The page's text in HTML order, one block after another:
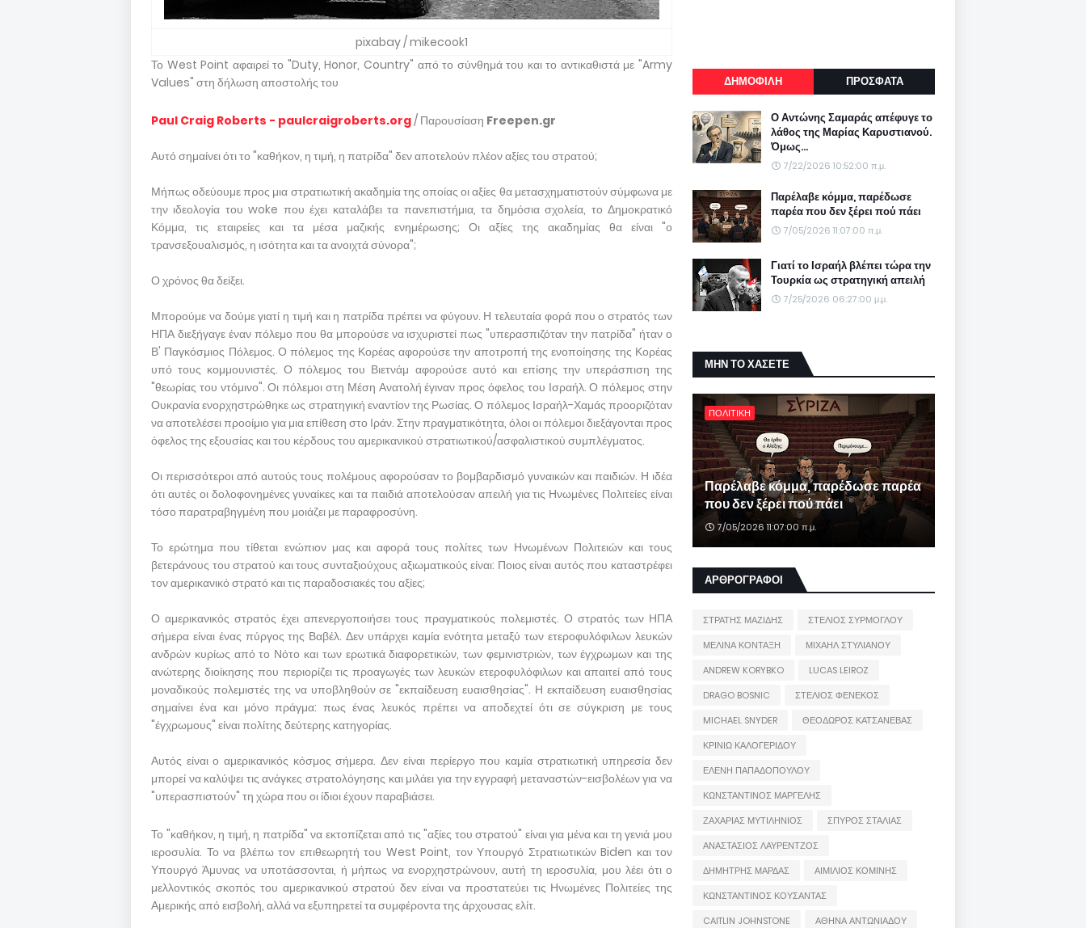
pixabay / mikecook1
Το West Point αφαιρεί το "Duty, Honor, Country" από το σύνθημά του και το αντικαθιστά με "Army
Values" στη δήλωση αποστολής του
Paul Craig Roberts - paulcraigroberts.org/ Παρουσίαση Freepen.gr
Αυτό σημαίνει ότι το "καθήκον, η τιμή, η πατρίδα" δεν αποτελούν πλέον αξίες του στρατού;
Μήπως οδεύουμε προς μια στρατιωτική ακαδημία της οποίας οι αξίες θα μετασχηματιστούν σύμφωνα με
την ιδεολογία του woke που έχει καταλάβει τα πανεπιστήμια, τα δημόσια σχολεία, το Δημοκρατικό
Κόμμα, τις εταιρείες και τα μέσα μαζικής ενημέρωσης; Οι αξίες της ακαδημίας θα είναι "ο
τρανσεξουαλισμός, η ισότητα και τα ανοιχτά σύνορα";
Ο χρόνος θα δείξει.
Μπορούμε να δούμε γιατί η τιμή και η πατρίδα πρέπει να φύγουν. Η τελευταία φορά που ο στρατός των
ΗΠΑ διεξήγαγε έναν πόλεμο που θα μπορούσε να ισχυριστεί πως "υπερασπιζόταν την πατρίδα" ήταν ο
Β' Παγκόσμιος Πόλεμος. Ο πόλεμος της Κορέας αφορούσε την αποτροπή της ενοποίησης της Κορέας
υπό τους κομμουνιστές. Ο πόλεμος του Βιετνάμ αφορούσε αυτό και επίσης την υπεράσπιση της
"θεωρίας του ντόμινο". Οι πόλεμοι στη Μέση Ανατολή έγιναν προς όφελος του Ισραήλ. Ο πόλεμος στην
Ουκρανία ενορχηστρώθηκε ως στρατηγική εναντίον της Ρωσίας. Ο πόλεμος Ισραήλ-Χαμάς προοριζόταν
να αποτελέσει προοίμιο για μια επίθεση στο Ιράν. Στην πραγματικότητα, όλοι οι πόλεμοι διεξάγονται προς
όφελος της εξουσίας και του κέρδους του αμερικανικού στρατιωτικού/ασφαλιστικού συμπλέγματος.
Οι περισσότεροι από αυτούς τους πολέμους αφορούσαν το βομβαρδισμό γυναικών και παιδιών. Η ιδέα
ότι αυτές οι δολοφονημένες γυναίκες και τα παιδιά αποτελούσαν απειλή για τις Ηνωμένες Πολιτείες είναι
τόσο παρατραβηγμένη που μοιάζει με παραφροσύνη.
Το ερώτημα που τίθεται ενώπιον μας και αφορά τους πολίτες των Ηνωμένων Πολιτειών και τους
βετεράνους του στρατού και τους συνταξιούχους αξιωματικούς είναι: Ποιος είναι αυτός που καταστρέφει
τον αμερικανικό στρατό και τις παραδοσιακές του αξίες;
Ο αμερικανικός στρατός έχει απενεργοποιήσει τους πραγματικούς πολεμιστές. Ο στρατός των ΗΠΑ
σήμερα είναι ένας πύργος της Βαβέλ. Δεν υπάρχει καμία ενότητα μεταξύ των ετεροφυλόφιλων λευκών
ανδρών κυρίως από το Νότο και των ερωτικά διαφορετικών, των φεμινιστριών, των έγχρωμων και της
ανώτερης διοίκησης που περιορίζει τις προαγωγές των λευκών ετεροφυλόφιλων και απαιτεί από τους
μοναδικούς πολεμιστές της να υποβληθούν σε "εκπαίδευση ευαισθησίας". Η εκπαίδευση ευαισθησίας
σημαίνει ένα και μόνο πράγμα: πως ένας λευκός πρέπει να αποδεχτεί ότι σε σύγκριση με τους
"έγχρωμους" είναι πολίτης δεύτερης κατηγορίας.
Αυτός είναι ο αμερικανικός κόσμος σήμερα. Δεν είναι περίεργο που καμία στρατιωτική υπηρεσία δεν
μπορεί να καλύψει τις ανάγκες στρατολόγησης και μιλάει για την εγγραφή μεταναστών-εισβολέων για να
"υπερασπιστούν" τη χώρα που οι ίδιοι έχουν παραβιάσει.
Το "καθήκον, η τιμή, η πατρίδα" να εκτοπίζεται από τις "αξίες του στρατού" είναι για μένα και τη γενιά μου
ιεροσυλία. Το να βλέπω τον επιθεωρητή του West Point, τον Υπουργό Στρατιωτικών Biden και τον
Υπουργό Άμυνας να υποτάσσονται, ή μήπως να ενορχηστρώνουν, αυτή τη ιεροσυλία, μου λέει ότι ο
μελλοντικός σκοπός του αμερικανικού στρατού δεν είναι να προστατεύει τις Ηνωμένες Πολιτείες της
Αμερικής από εισβολή, αλλά να εξυπηρετεί τα συμφέροντα της άρχουσας ελίτ.
ΔΗΜΟΦΙΛΗ ΠΡΟΣΦΑΤΑ
Ο Αντώνης Σαμαράς απέφυγε το
λάθος της Μαρίας Καρυστιανού.
Όμως...
7/22/2026 10:52:00 π.μ.
Παρέλαβε κόμμα, παρέδωσε
παρέα που δεν ξέρει πού πάει
7/05/2026 11:07:00 π.μ.
Γιατί το Ισραήλ βλέπει τώρα την
Τουρκία ως στρατηγική απειλή
7/25/2026 06:27:00 μ.μ.
ΜΗΝ ΤΟ ΧΑΣΕΤΕ
ΠΟΛΙΤΙΚΗ
Παρέλαβε κόμμα, παρέδωσε παρέα
που δεν ξέρει πού πάει
7/05/2026 11:07:00 π.μ.
ΑΡΘΡΟΓΡΑΦΟΙ
ΣΤΡΑΤΗΣ ΜΑΖΙΔΗΣ
ΣΤΕΛΙΟΣ ΣΥΡΜΟΓΛΟΥ
ΜΕΛΙΝΑ ΚΟΝΤΑΞΗ
ΜΙΧΑΗΛ ΣΤΥΛΙΑΝΟΥ
ANDREW KORYBKO
LUCAS LEIROZ
DRAGO BOSNIC
ΣΤΕΛΙΟΣ ΦΕΝΕΚΟΣ
MICHAEL SNYDER
ΘΕΟΔΩΡΟΣ ΚΑΤΣΑΝΕΒΑΣ
ΚΡΙΝΙΩ ΚΑΛΟΓΕΡΙΔΟΥ
ΕΛΕΝΗ ΠΑΠΑΔΟΠΟΥΛΟΥ
ΚΩΝΣΤΑΝΤΙΝΟΣ ΜΑΡΓΕΛΗΣ
ΖΑΧΑΡΙΑΣ ΜΥΤΙΛΗΝΙΟΣ
ΣΠΥΡΟΣ ΣΤΑΛΙΑΣ
ΑΝΑΣΤΑΣΙΟΣ ΛΑΥΡΕΝΤΖΟΣ
ΔΗΜΗΤΡΗΣ ΜΑΡΔΑΣ
ΑΙΜΙΛΙΟΣ ΚΟΜΙΝΗΣ
ΚΩΝΣΤΑΝΤΙΝΟΣ ΚΟΥΣΑΝΤΑΣ
CAITLIN JOHNSTONE
ΑΘΗΝΑ ΑΝΤΩΝΙΑΔΟΥ